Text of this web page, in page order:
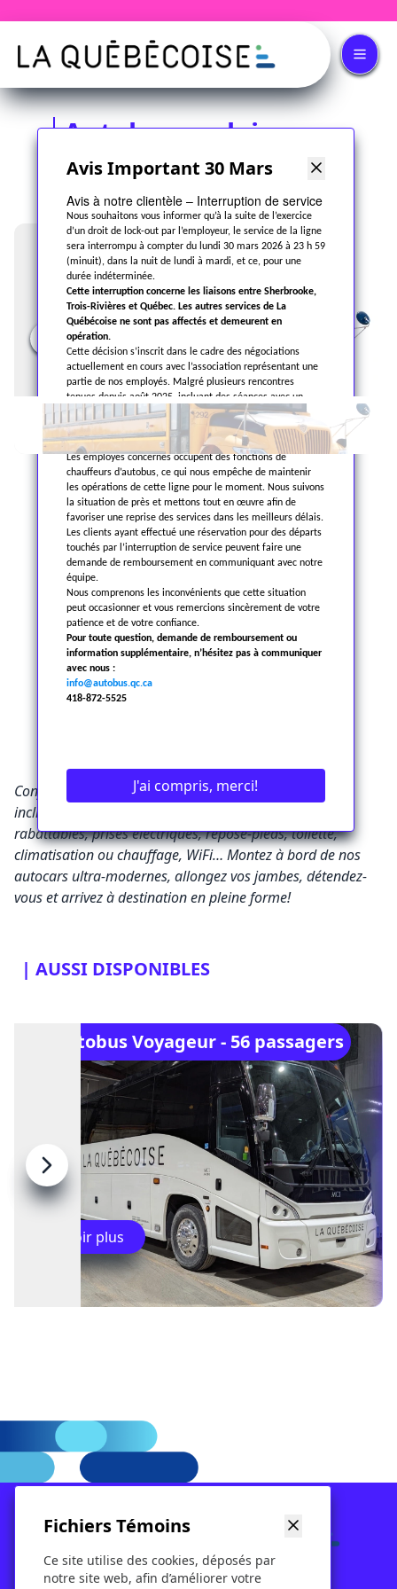
Autobus scolaire
48 passagers
Previous
Next
• Compartiments à bagages extérieurs *
• Porte-bagages intérieurs *
• Système télémétrie et géolocalisation *
• Air climatisé *
• Chauffage
• Sièges doubles pour 48 passagers
• Microphone
Confort à bord, c’est notre mantra: sièges en cuir
inclinables, accoudoirs, éclairage individuel, tablettes
rabattables, prises électriques, repose-pieds, toilette,
climatisation ou chauffage, WiFi… Montez à bord de nos
autocars ultra-modernes, allongez vos jambes, détendez-
vous et arrivez à destination en pleine forme!
| AUSSI DISPONIBLES
Autobus Voyageur - 56 passagers
Voir plus
Previous
Next
Nos servicesLocationBilletterie
Avis Important 30 Mars
Avis à notre clientèle – Interruption de service
Nous souhaitons vous informer qu’à la suite de l’exercice
d’un droit de lock-out par l’employeur, le service de la ligne
sera interrompu à compter du lundi 30 mars 2026 à 23 h 59
(minuit), dans la nuit de lundi à mardi, et ce, pour une
durée indéterminée.
Cette interruption concerne les liaisons entre Sherbrooke,
Trois-Rivières et Québec. Les autres services de La
Québécoise ne sont pas affectés et demeurent en
opération.
Cette décision s’inscrit dans le cadre des négociations
actuellement en cours avec l’association représentant une
partie de nos employés. Malgré plusieurs rencontres
tenues depuis août 2025, incluant des séances avec un
conciliateur du ministère du Travail, les discussions se
poursuivent.
Situation actuelle:
Les employés concernés occupent des fonctions de
chauffeurs d’autobus, ce qui nous empêche de maintenir
les opérations de cette ligne pour le moment. Nous suivons
la situation de près et mettons tout en œuvre afin de
favoriser une reprise des services dans les meilleurs délais.
Les clients ayant effectué une réservation pour des départs
touchés par l’interruption de service peuvent faire une
demande de remboursement en communiquant avec notre
équipe.
Nous comprenons les inconvénients que cette situation
peut occasionner et vous remercions sincèrement de votre
patience et de votre confiance.
Pour toute question, demande de remboursement ou
information supplémentaire, n’hésitez pas à communiquer
avec nous :
info@autobus.qc.ca
418-872-5525
J'ai compris, merci!
Fichiers Témoins
Ce site utilise des cookies, déposés par
notre site web, afin d’améliorer votre